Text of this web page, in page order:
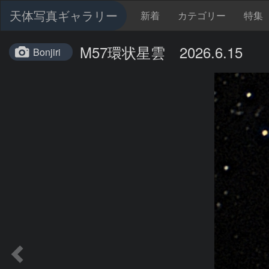
天体写真ギャラリー 新着 カテゴリー 特集
Bonjiri M57環状星雲 2026.6.15